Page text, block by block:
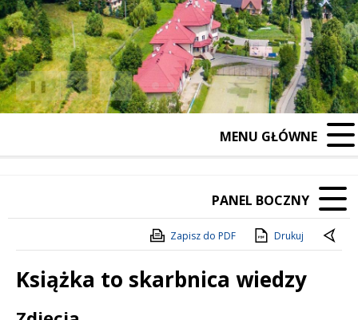
Poprzedni Element
Następny Element
❚❚
MENU GŁÓWNE
PANEL BOCZNY
Zapisz do PDF Drukuj
Książka to skarbnica wiedzy